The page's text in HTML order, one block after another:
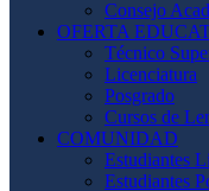
Consejo
OFERTA
Técnico
Licenciatura
Posgrado
Cursos de
COMUNIDAD
Estudiantes
Estudiantes